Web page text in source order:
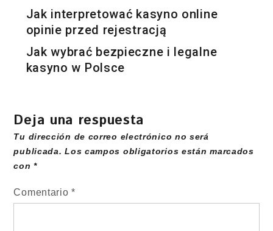
Jak interpretować kasyno online
opinie przed rejestracją
Jak wybrać bezpieczne i legalne
kasyno w Polsce
Deja una respuesta
Tu dirección de correo electrónico no será
publicada. Los campos obligatorios están marcados
con*
Comentario*